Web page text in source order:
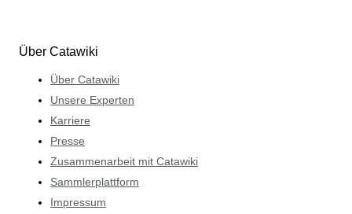
Über Catawiki
Über Catawiki
Unsere Experten
Karriere
Presse
Zusammenarbeit mit Catawiki
Sammlerplattform
Impressum